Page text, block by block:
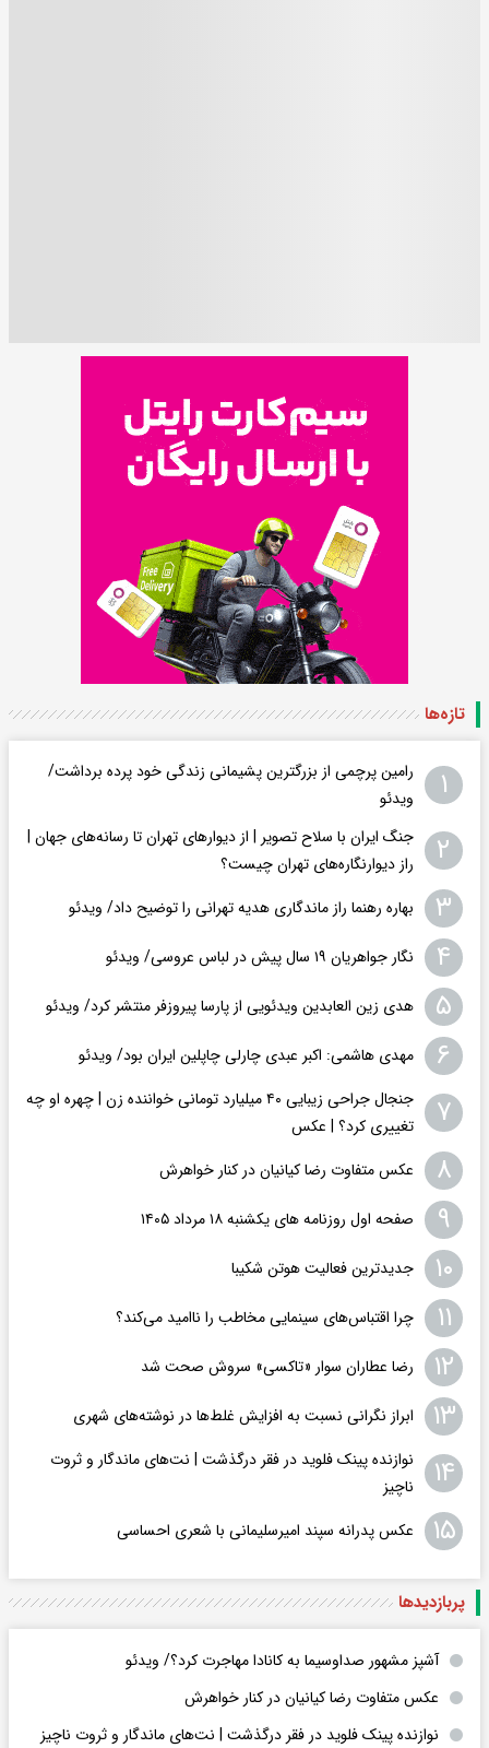
تازه‌ها
۱
رامین پرچمی از بزرگترین پشیمانی زندگی خود پرده برداشت/
ویدئو
۲
جنگ ایران با سلاح تصویر | از دیوارهای تهران تا رسانه‌های جهان |
راز دیوارنگاره‌های تهران چیست؟
۳ بهاره رهنما راز ماندگاری هدیه تهرانی را توضیح داد/ ویدئو
۴ نگار جواهریان ۱۹ سال پیش در لباس عروسی/ ویدئو
۵ هدی زین العابدین ویدئویی از پارسا پیروزفر منتشر کرد/ ویدئو
۶ مهدی هاشمی: اکبر عبدی چارلی چاپلین ایران بود/ ویدئو
۷
جنجال جراحی زیبایی ۴۰ میلیارد تومانی خواننده زن | چهره او چه
تغییری کرد؟ | عکس
۸ عکس متفاوت رضا کیانیان در کنار خواهرش
۹ صفحه اول روزنامه های یکشنبه ۱۸ مرداد ۱۴۰۵
۱۰ جدیدترین فعالیت هوتن شکیبا
۱۱ چرا اقتباس‌های سینمایی مخاطب را ناامید می‌کند؟
۱۲ رضا عطاران سوار «تاکسی» سروش صحت شد
۱۳ ابراز نگرانی نسبت به افزایش غلط‌ها در نوشته‌های شهری
۱۴
نوازنده پینک فلوید در فقر درگذشت | نت‌های ماندگار و ثروت
ناچیز
۱۵ عکس پدرانه سپند امیرسلیمانی با شعری احساسی
پربازدید‌ها
آشپز مشهور صداوسیما به کانادا مهاجرت کرد؟/ ویدئو
عکس متفاوت رضا کیانیان در کنار خواهرش
نوازنده پینک فلوید در فقر درگذشت | نت‌های ماندگار و ثروت ناچیز